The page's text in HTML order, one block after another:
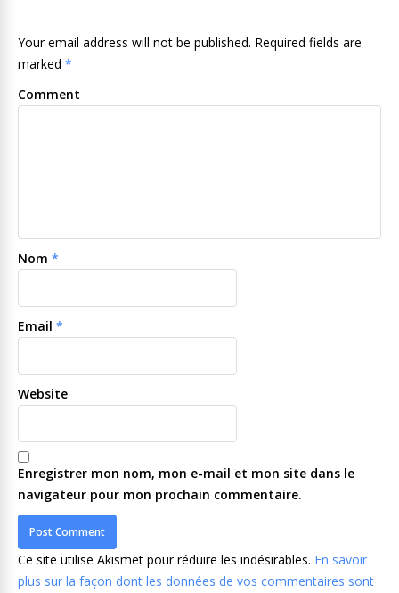
Your email address will not be published. Required fields are
marked *
Comment
Nom *
Email *
Website
Enregistrer mon nom, mon e-mail et mon site dans le
navigateur pour mon prochain commentaire.
Ce site utilise Akismet pour réduire les indésirables. En savoir
plus sur la façon dont les données de vos commentaires sont